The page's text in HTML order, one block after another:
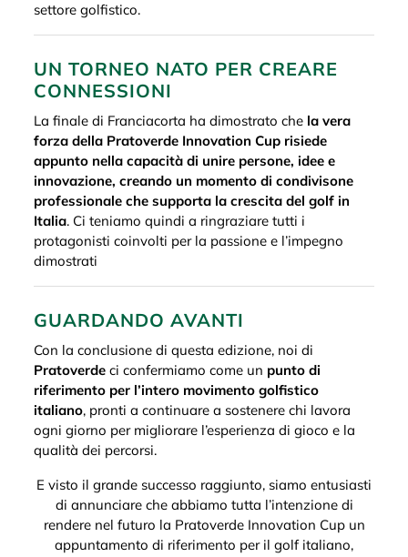
settore golfistico.
UN TORNEO NATO PER CREARE
CONNESSIONI
La finale di Franciacorta ha dimostrato che la vera
forza della Pratoverde Innovation Cup risiede
appunto nella capacità di unire persone, idee e
innovazione, creando un momento di condivisone
professionale che supporta la crescita del golf in
Italia. Ci teniamo quindi a ringraziare tutti i
protagonisti coinvolti per la passione e l’impegno
dimostrati
GUARDANDO AVANTI
Con la conclusione di questa edizione, noi di
Pratoverde ci confermiamo come un punto di
riferimento per l’intero movimento golfistico
italiano, pronti a continuare a sostenere chi lavora
ogni giorno per migliorare l’esperienza di gioco e la
qualità dei percorsi.
E visto il grande successo raggiunto, siamo entusiasti
di annunciare che abbiamo tutta l’intenzione di
rendere nel futuro la Pratoverde Innovation Cup un
appuntamento di riferimento per il golf italiano,